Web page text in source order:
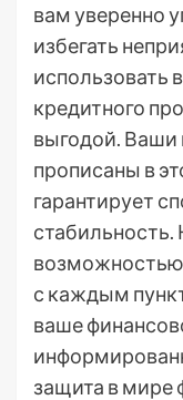
вам уверенно
избегать
использовать
кредитного
выгодой. Ваши
прописаны в
гарантирует
стабильность.
возможностью
с каждым
ваше
защита в мире